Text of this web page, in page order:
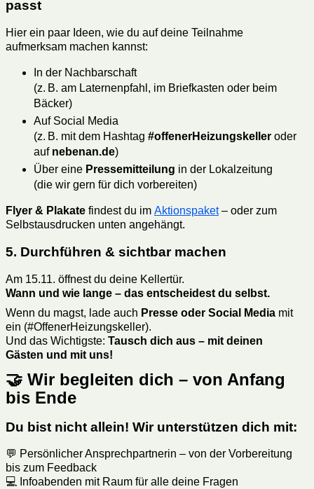
passt
Hier ein paar Ideen, wie du auf deine Teilnahme
aufmerksam machen kannst:
In der Nachbarschaft
(z. B. am Laternenpfahl, im Briefkasten oder beim
Bäcker)
Auf Social Media
(z. B. mit dem Hashtag #offenerHeizungskeller oder
auf nebenan.de)
Über eine Pressemitteilung in der Lokalzeitung
(die wir gern für dich vorbereiten)
Flyer & Plakate findest du im Aktionspaket– oder zum
Selbstausdrucken unten angehängt.
5. Durchführen & sichtbar machen
Am 15.11. öffnest du deine Kellertür.
Wann und wie lange – das entscheidest du selbst.
Wenn du magst, lade auch Presse oder Social Media mit
ein (#OffenerHeizungskeller).
Und das Wichtigste: Tausch dich aus – mit deinen
Gästen und mit uns!
🤝 Wir begleiten dich – von Anfang
bis Ende
Du bist nicht allein! Wir unterstützen dich mit:
💬 Persönlicher Ansprechpartnerin – von der Vorbereitung
bis zum Feedback
💻 Infoabenden mit Raum für alle deine Fragen